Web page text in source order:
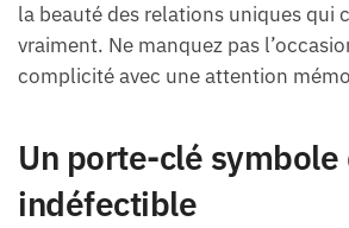
la beauté des relations uniques qui
vraiment. Ne manquez pas
complicité avec une attention
Un porte-clé symbole
indéfectible